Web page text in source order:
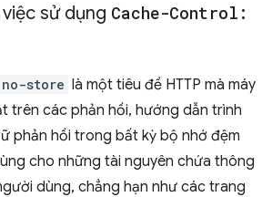
sử dụng Cache-Control:
store là một tiêu đề HTTP mà máy
trên các phản hồi, hướng dẫn trình
phản hồi trong bất kỳ bộ nhớ đệm
cho những tài nguyên chứa thông
dùng, chẳng hạn như các trang